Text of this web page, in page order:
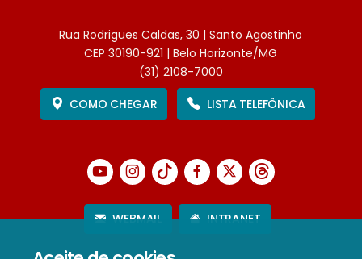
Rua Rodrigues Caldas, 30 | Santo Agostinho
CEP 30190-921 | Belo Horizonte/MG
(31) 2108-7000
COMO CHEGAR
LISTA TELEFÔNICA
WEBMAIL INTRANET